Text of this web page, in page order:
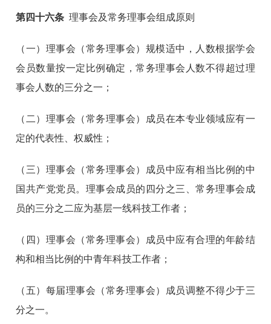
第四十六条 理事会及常务理事会组成原则
（一）理事会（常务理事会）规模适中，人数根据学会
会员数量按一定比例确定，常务理事会人数不得超过理
事会人数的三分之一；
（二）理事会（常务理事会）成员在本专业领域应有一
定的代表性、权威性；
（三）理事会（常务理事会）成员中应有相当比例的中
国共产党党员。理事会成员的四分之三、常务理事会成
员的三分之二应为基层一线科技工作者；
（四）理事会（常务理事会）成员中应有合理的年龄结
构和相当比例的中青年科技工作者；
（五）每届理事会（常务理事会）成员调整不得少于三
分之一。